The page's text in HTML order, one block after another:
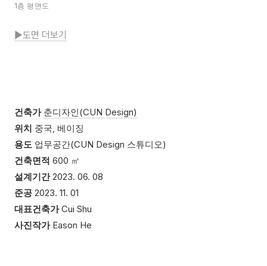
1층 평면도
▶도면 더보기
건축가 춘디자인(CUN Design)
위치 중국, 베이징
용도 업무공간(CUN Design 스튜디오)
건축면적 600 ㎡
설계기간2023. 06. 08
준공 2023. 11. 01
대표건축가Cui Shu
사진작가 Eason He